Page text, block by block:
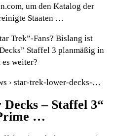
um den Katalog der
Staaten …
Trek”-Fans? Bislang ist
Staffel 3 planmäßig in
weiter?
› star-trek-lower-decks-…
– Staffel 3“
…